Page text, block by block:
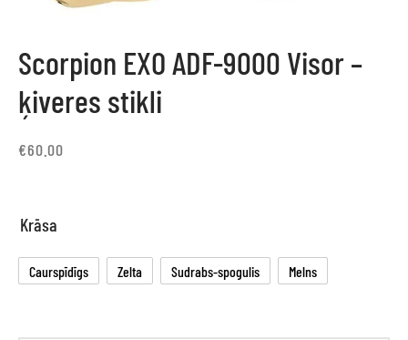
Scorpion EXO ADF-9000 Visor –
ķiveres stikli
€60.00
Krāsa
Caurspīdīgs Zelta Sudrabs-spogulis Melns